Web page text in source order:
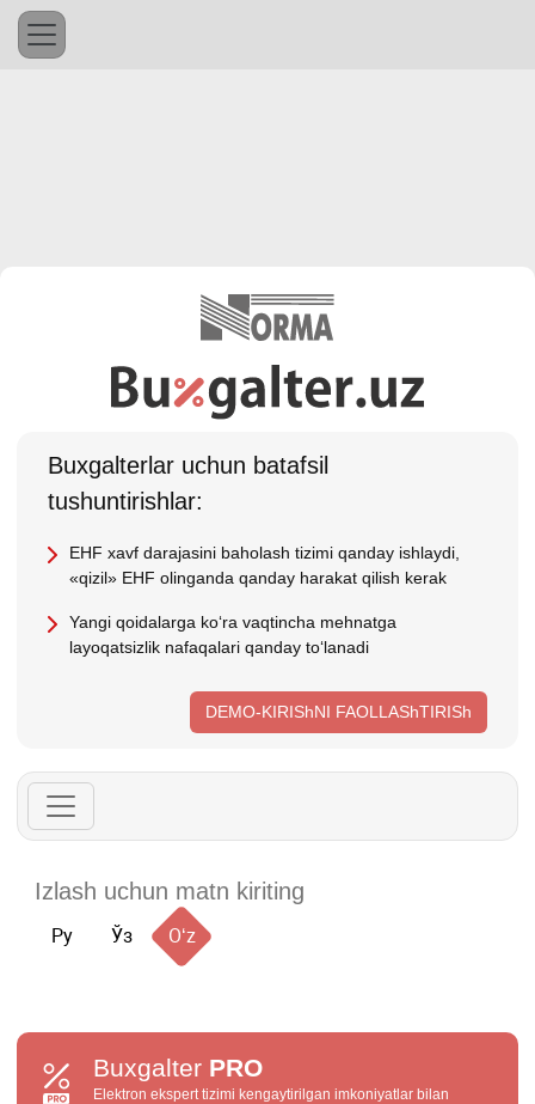
Buхgalterlar uchun batafsil
tushuntirishlar:
EHF хavf darajasini baholash tizimi qanday ishlaydi,
«qizil» EHF olinganda qanday harakat qilish kerak
Yangi qoidalarga koʻra vaqtincha mehnatga
layoqatsizlik nafaqalari qanday toʻlanadi
DEMO-KIRIShNI FAOLLAShTIRISh
Ру Ўз Oʻz
Buxgalter PRO
Elektron ekspert tizimi kengaytirilgan imkoniyatlar bilan